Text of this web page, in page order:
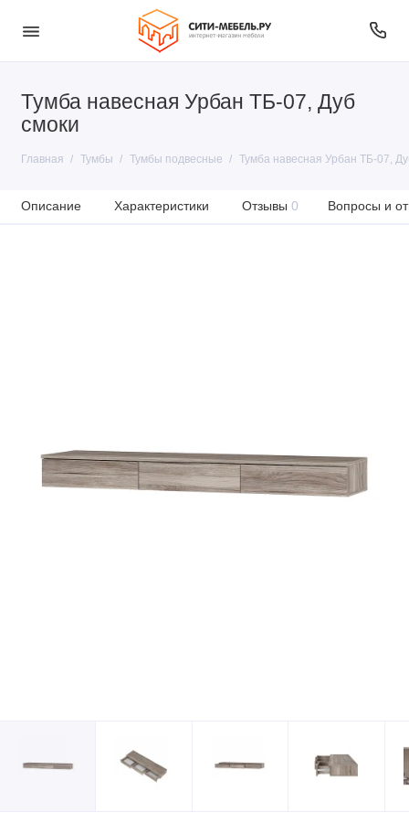
Тумба навесная Урбан ТБ-07, Дуб
смоки
Главная Тумбы Тумбы подвесные Тумба навесная Урбан ТБ-07,
Описание Характеристики Отзывы 0 Вопросы и